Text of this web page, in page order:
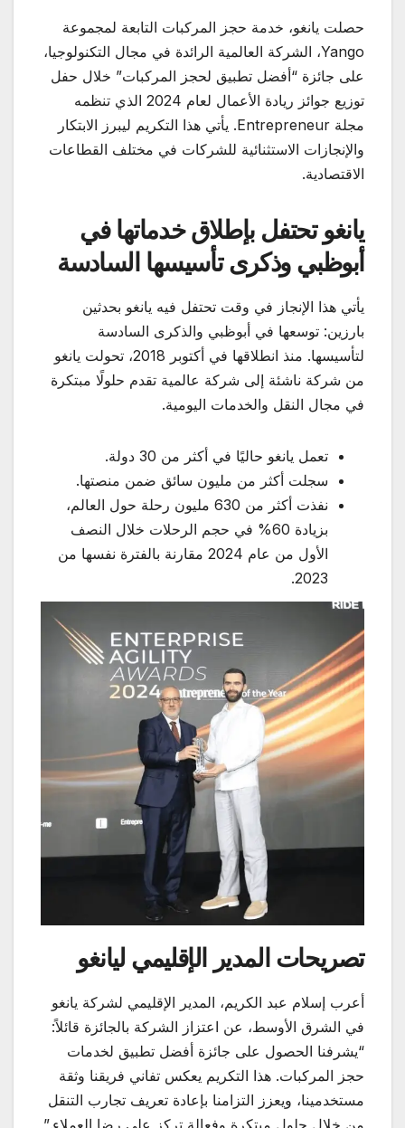
حصلت يانغو، خدمة حجز المركبات التابعة لمجموعة
Yango، الشركة العالمية الرائدة في مجال التكنولوجيا،
على جائزة “أفضل تطبيق لحجز المركبات” خلال حفل
توزيع جوائز ريادة الأعمال لعام 2024 الذي تنظمه
مجلة Entrepreneur. يأتي هذا التكريم ليبرز الابتكار
والإنجازات الاستثنائية للشركات في مختلف القطاعات
الاقتصادية.
يانغو تحتفل بإطلاق خدماتها في
أبوظبي وذكرى تأسيسها السادسة
يأتي هذا الإنجاز في وقت تحتفل فيه يانغو بحدثين
بارزين: توسعها في أبوظبي والذكرى السادسة
لتأسيسها. منذ انطلاقها في أكتوبر 2018، تحولت يانغو
من شركة ناشئة إلى شركة عالمية تقدم حلولًا مبتكرة
في مجال النقل والخدمات اليومية.
تعمل يانغو حاليًا في أكثر من 30 دولة.
سجلت أكثر من مليون سائق ضمن منصتها.
نفذت أكثر من 630 مليون رحلة حول العالم،
بزيادة 60% في حجم الرحلات خلال النصف
الأول من عام 2024 مقارنة بالفترة نفسها من
2023.
تصريحات المدير الإقليمي ليانغو
أعرب إسلام عبد الكريم، المدير الإقليمي لشركة يانغو
في الشرق الأوسط، عن اعتزاز الشركة بالجائزة قائلاً:
“يشرفنا الحصول على جائزة أفضل تطبيق لخدمات
حجز المركبات. هذا التكريم يعكس تفاني فريقنا وثقة
مستخدمينا، ويعزز التزامنا بإعادة تعريف تجارب التنقل